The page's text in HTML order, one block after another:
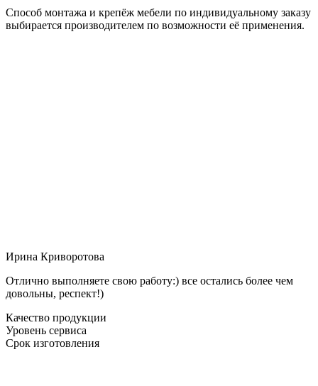
Способ монтажа и крепёж мебели по индивидуальному заказу
выбирается производителем по возможности её применения.
Ирина Криворотова
Отлично выполняете свою работу:) все остались более чем
довольны, респект!)
Качество продукции
Уровень сервиса
Срок изготовления